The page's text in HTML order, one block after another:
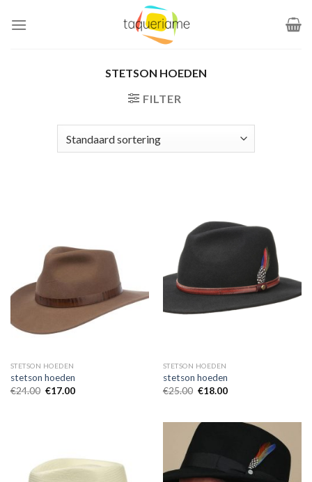
naar
STETSON HOEDEN
FILTER
STETSON HOEDEN
stetson hoeden
€24.00 €17.00
STETSON HOEDEN
stetson hoeden
€25.00 €18.00